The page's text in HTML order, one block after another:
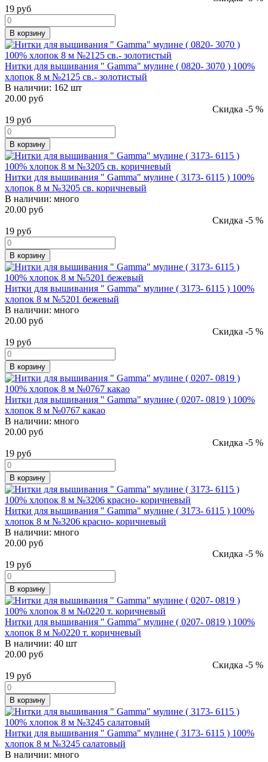
19 руб
В корзину
Нитки для вышивания " Gamma" мулине ( 0820- 3070 ) 100%
хлопок 8 м №2125 св.- золотистый
В наличии: 162 шт
20.00 руб
Скидка -5 %
19 руб
В корзину
Нитки для вышивания " Gamma" мулине ( 3173- 6115 ) 100%
хлопок 8 м №3205 св. коричневый
В наличии: много
20.00 руб
Скидка -5 %
19 руб
В корзину
Нитки для вышивания " Gamma" мулине ( 3173- 6115 ) 100%
хлопок 8 м №5201 бежевый
В наличии: много
20.00 руб
Скидка -5 %
19 руб
В корзину
Нитки для вышивания " Gamma" мулине ( 0207- 0819 ) 100%
хлопок 8 м №0767 какао
В наличии: много
20.00 руб
Скидка -5 %
19 руб
В корзину
Нитки для вышивания " Gamma" мулине ( 3173- 6115 ) 100%
хлопок 8 м №3206 красно- коричневый
В наличии: много
20.00 руб
Скидка -5 %
19 руб
В корзину
Нитки для вышивания " Gamma" мулине ( 0207- 0819 ) 100%
хлопок 8 м №0220 т. коричневый
В наличии: 40 шт
20.00 руб
Скидка -5 %
19 руб
В корзину
Нитки для вышивания " Gamma" мулине ( 3173- 6115 ) 100%
хлопок 8 м №3245 салатовый
В наличии: много